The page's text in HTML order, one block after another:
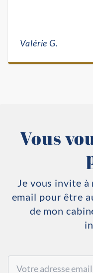
Valérie G.
Vous
Je vous invite
email pour être
de mon